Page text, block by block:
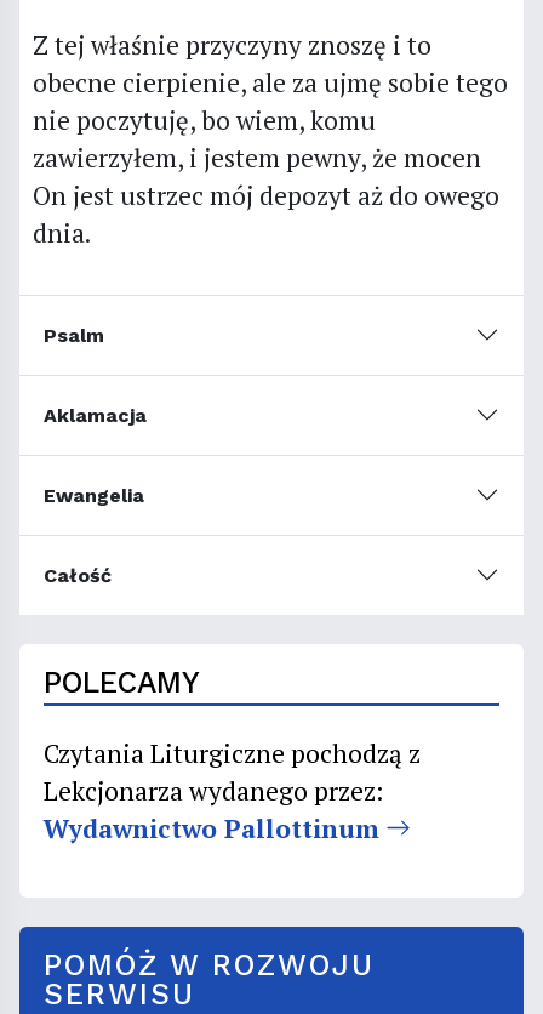
Z tej właśnie przyczyny znoszę i to
obecne cierpienie, ale za ujmę sobie tego
nie poczytuję, bo wiem, komu
zawierzyłem, i jestem pewny, że mocen
On jest ustrzec mój depozyt aż do owego
dnia.
Psalm
Aklamacja
Ewangelia
Całość
POLECAMY
Czytania Liturgiczne pochodzą z
Lekcjonarza wydanego przez:
Wydawnictwo Pallottinum
POMÓŻ W ROZWOJU
SERWISU